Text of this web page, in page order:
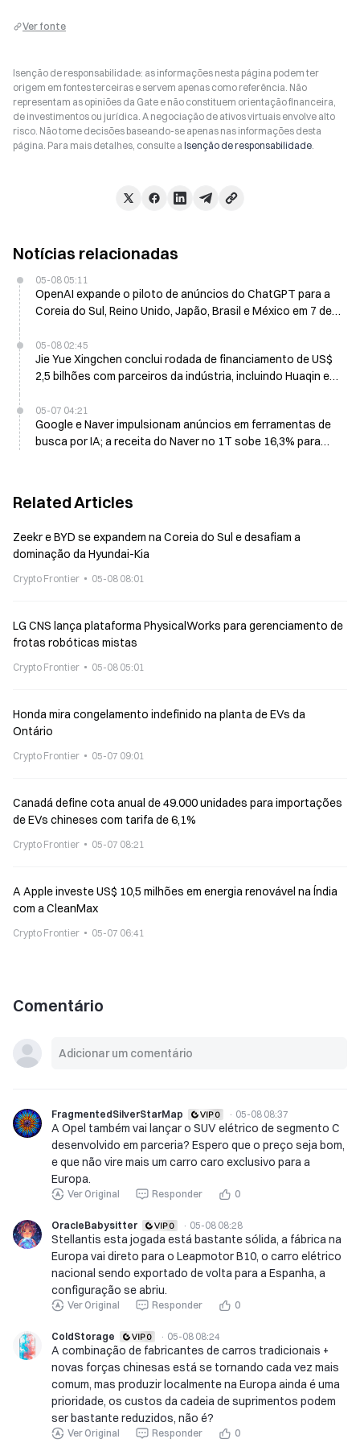
Ver fonte
Isenção de responsabilidade: as informações nesta página podem ter
origem em fontes terceiras e servem apenas como referência. Não
representam as opiniões da Gate e não constituem orientação financeira,
de investimentos ou jurídica. A negociação de ativos virtuais envolve alto
risco. Não tome decisões baseando-se apenas nas informações desta
página. Para mais detalhes, consulte a Isenção de responsabilidade.
Notícias relacionadas
05-08 05:11
OpenAI expande o piloto de anúncios do ChatGPT para a
Coreia do Sul, Reino Unido, Japão, Brasil e México em 7 de
05-08 02:45
Jie Yue Xingchen conclui rodada de financiamento de US$
2,5 bilhões com parceiros da indústria, incluindo Huaqin e
05-07 04:21
Google e Naver impulsionam anúncios em ferramentas de
busca por IA; a receita do Naver no 1T sobe 16,3% para
Related Articles
Zeekr e BYD se expandem na Coreia do Sul e desafiam a
dominação da Hyundai-Kia
Crypto Frontier 05-08 08:01
LG CNS lança plataforma PhysicalWorks para gerenciamento de
frotas robóticas mistas
Crypto Frontier 05-08 05:01
Honda mira congelamento indefinido na planta de EVs da
Ontário
Crypto Frontier 05-07 09:01
Canadá define cota anual de 49.000 unidades para importações
de EVs chineses com tarifa de 6,1%
Crypto Frontier 05-07 08:21
A Apple investe US$ 10,5 milhões em energia renovável na Índia
com a CleanMax
Crypto Frontier 05-07 06:41
Comentário
FragmentedSilverStarMap · 05-08 08:37
A Opel também vai lançar o SUV elétrico de segmento C
desenvolvido em parceria? Espero que o preço seja bom,
e que não vire mais um carro caro exclusivo para a
Europa.
Ver Original Responder 0
OracleBabysitter · 05-08 08:28
Stellantis esta jogada está bastante sólida, a fábrica na
Europa vai direto para o Leapmotor B10, o carro elétrico
nacional sendo exportado de volta para a Espanha, a
configuração se abriu.
Ver Original Responder 0
ColdStorage · 05-08 08:24
A combinação de fabricantes de carros tradicionais +
novas forças chinesas está se tornando cada vez mais
comum, mas produzir localmente na Europa ainda é uma
prioridade, os custos da cadeia de suprimentos podem
ser bastante reduzidos, não é?
Ver Original Responder 0